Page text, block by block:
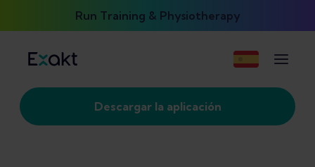
Run Training & Physiotherapy
Descargar la aplicación